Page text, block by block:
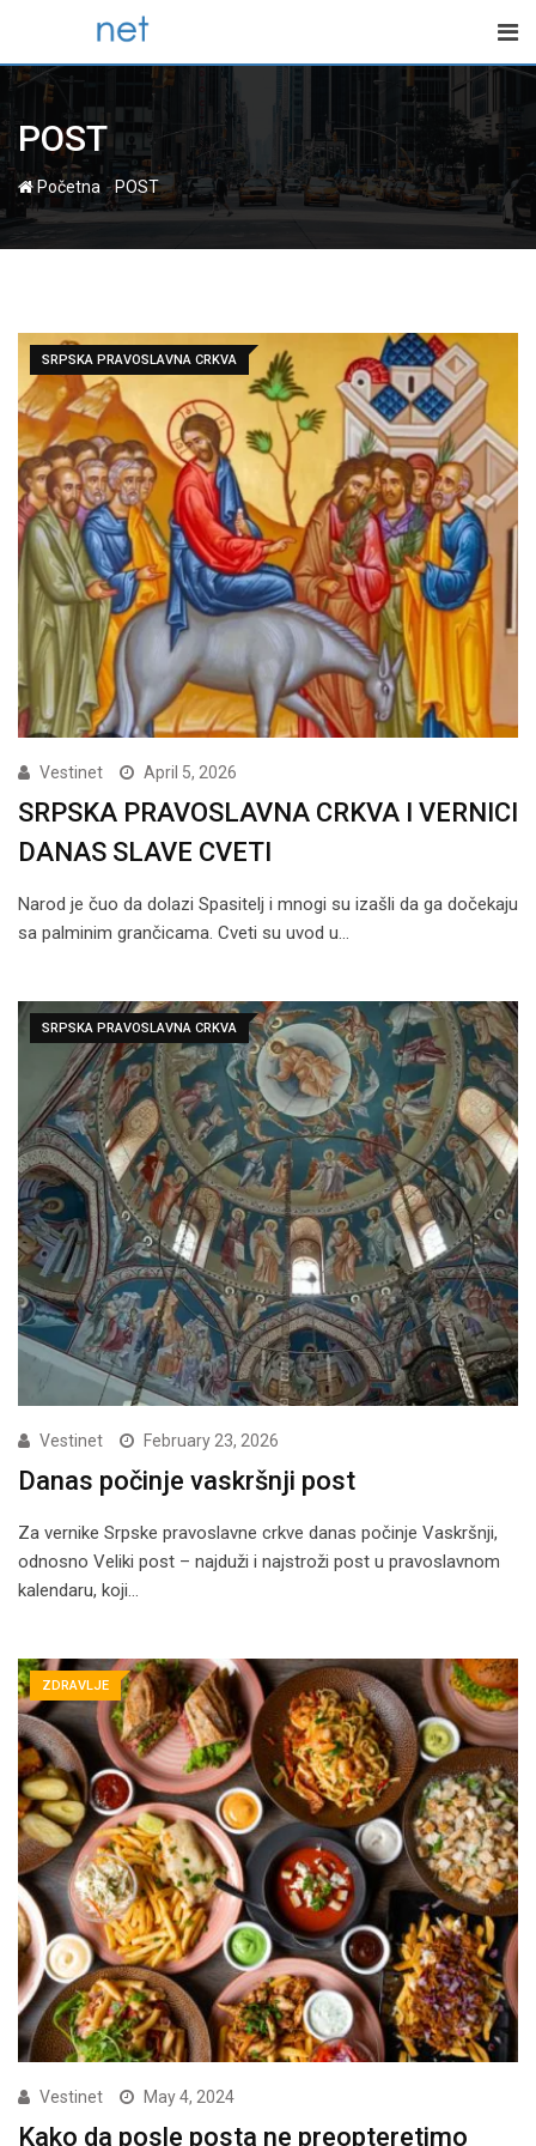
content
POST
Početna -POST
SRPSKA PRAVOSLAVNA CRKVA
Vestinet April 5, 2026
SRPSKA PRAVOSLAVNA CRKVA I VERNICI
DANAS SLAVE CVETI
Narod je čuo da dolazi Spasitelj i mnogi su izašli da ga dočekaju
sa palminim grančicama. Cveti su uvod u…
SRPSKA PRAVOSLAVNA CRKVA
Vestinet February 23, 2026
Danas počinje vaskršnji post
Za vernike Srpske pravoslavne crkve danas počinje Vaskršnji,
odnosno Veliki post – najduži i najstroži post u pravoslavnom
kalendaru, koji…
ZDRAVLJE
Vestinet May 4, 2024
Kako da posle posta ne preopteretimo